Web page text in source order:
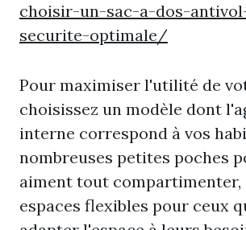
choisir-un-sac-a-dos-
securite-optimale/
Pour maximiser l'utilité de
choisissez un modèle dont
interne correspond à vos
nombreuses petites poches
aiment tout compartimenter,
espaces flexibles pour ceux